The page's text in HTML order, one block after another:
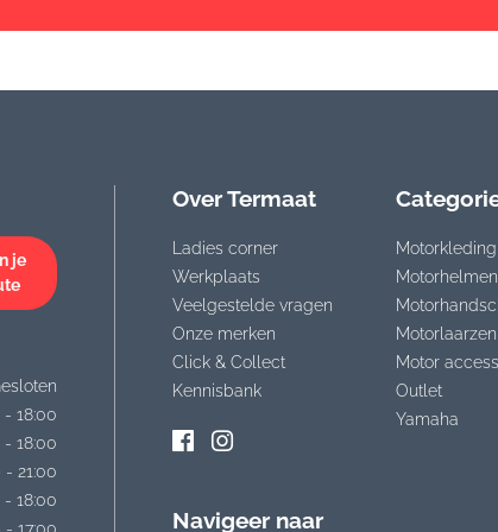
je
- 18:00
- 18:00
- 21:00
- 18:00
Over Termaat
Ladies corner
Werkplaats
Veelgestelde vragen
Onze merken
Click & Collect
Kennisbank
Motorkleding
Motorhelmen
Motorlaarzen
Motor
Outlet
Yamaha
Navigeer naar